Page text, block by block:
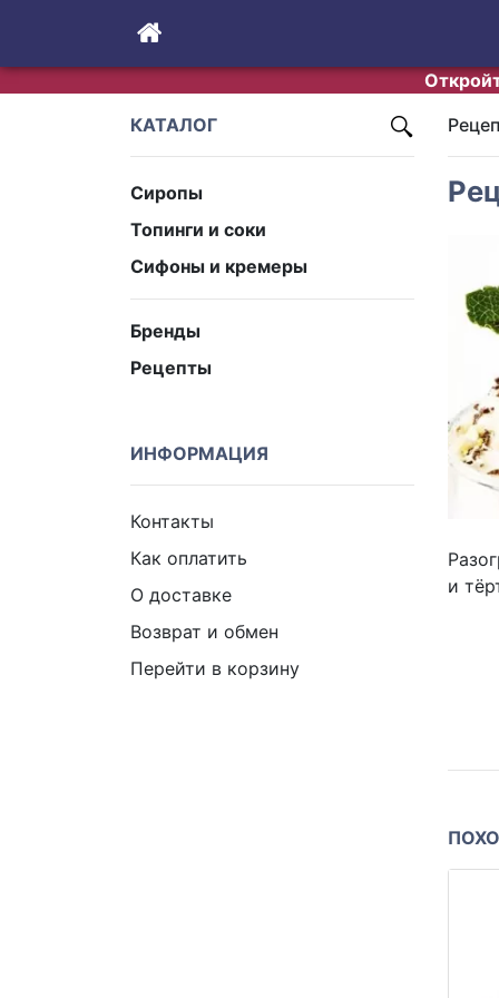
КАТАЛОГ
Сиропы
Топинги и соки
Сифоны и кремеры
Бренды
Рецепты
ИНФОРМАЦИЯ
Контакты
Как оплатить
О доставке
Возврат и обмен
Перейти в корзину
и